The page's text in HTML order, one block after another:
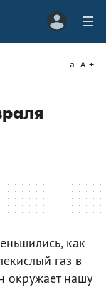
a A
как
газ в
окружает нашу